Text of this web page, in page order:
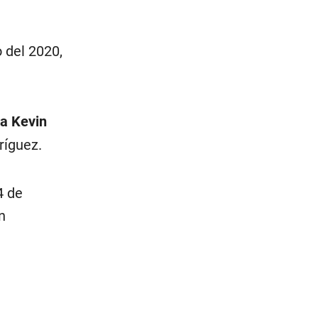
2020,
Kevin
de